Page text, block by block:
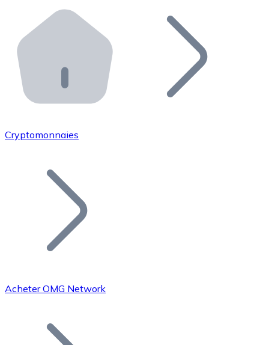
Distributeurs automatiques Bitnovo
Intégrez un ATM Bitnovo dans votre entreprise et
API Bitnovo
Intégrez notre API dans votre écosystème.
Rejoignez notre réseau de distributeurs et
Ajoutez le token de votre projet à notre service
Bitcoin
Cryptomonnaies
Acheter OMG Network